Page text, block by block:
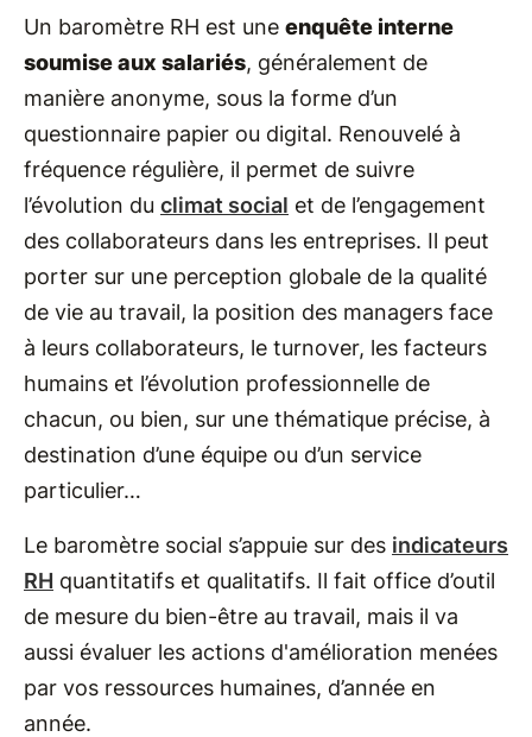
Un baromètre RH est une enquête interne
soumise aux salariés, généralement de
manière anonyme, sous la forme d’un
questionnaire papier ou digital. Renouvelé à
fréquence régulière, il permet de suivre
l’évolution du climat social et de l’engagement
des collaborateurs dans les entreprises. Il peut
porter sur une perception globale de la qualité
de vie au travail, la position des managers face
à leurs collaborateurs, le turnover, les facteurs
humains et l’évolution professionnelle de
chacun, ou bien, sur une thématique précise, à
destination d’une équipe ou d’un service
particulier…
Le baromètre social s’appuie sur des indicateurs
RH quantitatifs et qualitatifs. Il fait office d’outil
de mesure du bien-être au travail, mais il va
aussi évaluer les actions d'amélioration menées
par vos ressources humaines, d’année en
année.